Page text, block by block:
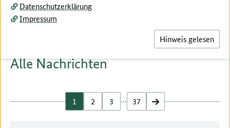
Nachrichtenarchiv
Alle Nachrichten
1 2 3 … 37 vor
Datenschutzerklärung
Impressum
Hinweis gelesen